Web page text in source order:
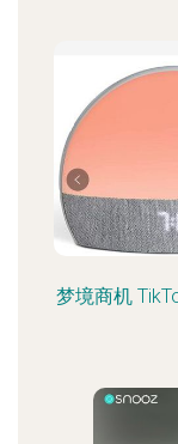
梦境商机